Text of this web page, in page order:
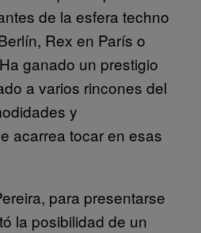
de la esfera techno
Rex en París o
ganado un prestigio
a varios rincones del
y
acarrea tocar en esas
para presentarse
la posibilidad de un